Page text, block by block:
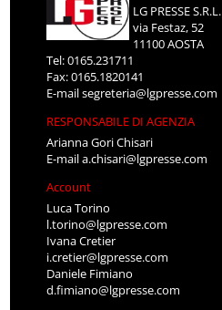
LG PRESSE S.R.L.
via Festaz, 52
11100 AOSTA
Tel: 0165.231711
Fax: 0165.1820141
E-mailsegreteria@lgpresse.com
RESPONSABILE DI AGENZIA
Arianna Gori Chisari
E-maila.chisari@lgpresse.com
Account
Luca Torino
l.torino@lgpresse.com
Ivana Cretier
i.cretier@lgpresse.com
Daniele Fimiano
d.fimiano@lgpresse.com